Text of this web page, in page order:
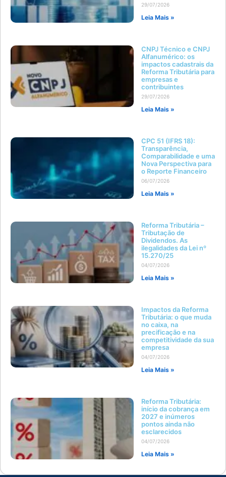
29/07/2026
Leia Mais »
CNPJ Técnico e CNPJ
Alfanumérico: os
impactos cadastrais da
Reforma Tributária para
empresas e
contribuintes
29/07/2026
Leia Mais »
CPC 51 (IFRS 18):
Transparência,
Comparabilidade e uma
Nova Perspectiva para
o Reporte Financeiro
06/07/2026
Leia Mais »
Reforma Tributária –
Tributação de
Dividendos. As
ilegalidades da Lei nº
15.270/25
04/07/2026
Leia Mais »
Impactos da Reforma
Tributária: o que muda
no caixa, na
precificação e na
competitividade da sua
empresa
04/07/2026
Leia Mais »
Reforma Tributária:
início da cobrança em
2027 e inúmeros
pontos ainda não
esclarecidos
04/07/2026
Leia Mais »